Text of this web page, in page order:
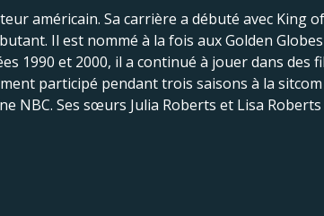
américain. Sa carrière a débuté avec King
Il est nommé à la fois aux Golden
1990 et 2000, il a continué à jouer dans
participé pendant trois saisons à la
NBC. Ses sœurs Julia Roberts et Lisa